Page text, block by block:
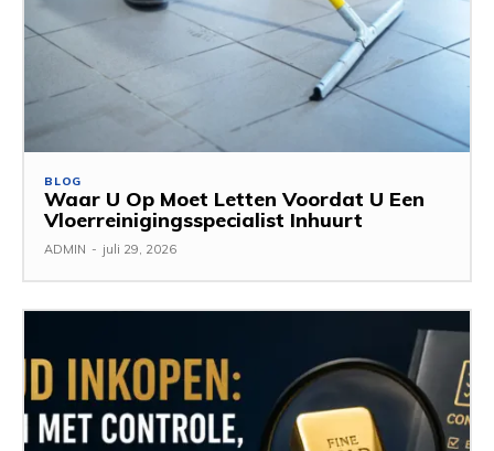
BLOG
Waar U Op Moet Letten Voordat U Een
Vloerreinigingsspecialist Inhuurt
ADMIN - juli 29, 2026